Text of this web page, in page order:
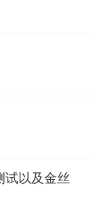
试以及金丝